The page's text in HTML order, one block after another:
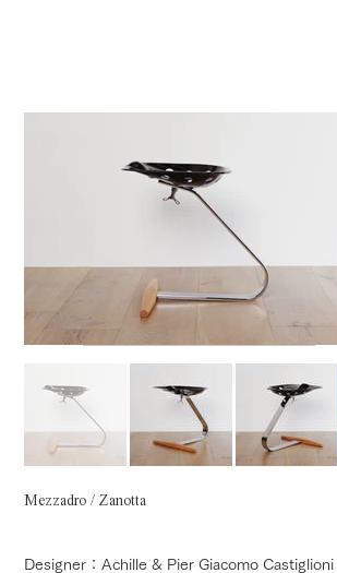
Mezzadro / Zanotta
Designer：Achille & Pier Giacomo Castiglioni